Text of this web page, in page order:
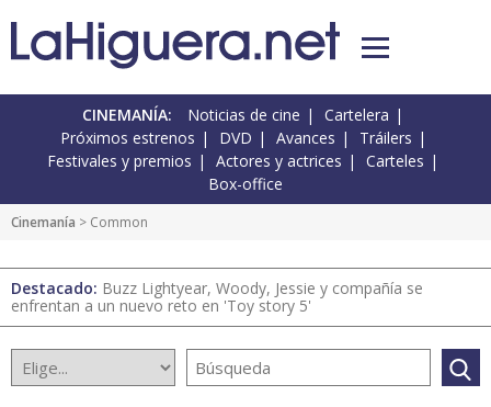
CINEMANÍA: Noticias de cine
Cartelera
Próximos estrenos
DVD Avances
Tráilers
Festivales y premios
Actores y actrices
Carteles
Box-office
Cinemanía > Common
Destacado: Buzz Lightyear, Woody, Jessie y compañía se
enfrentan a un nuevo reto en 'Toy story 5'